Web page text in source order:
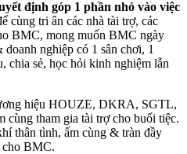
định góp 1 phần nhỏ vào việc
cùng tri ân các nhà tài trợ, các
BMC, mong muốn BMC ngày
nghiệp có 1 sân chơi, 1
chia sẻ, học hỏi kinh nghiệm lẫn
hiệu HOUZE, DKRA, SGTL,
cùng tham gia tài trợ cho buổi tiệc.
thân tình, ấm cùng & tràn đầy
cho BMC.